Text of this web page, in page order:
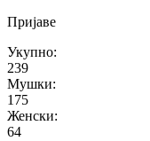
Пријаве
Укупно:
239
Мушки:
175
Женски:
64